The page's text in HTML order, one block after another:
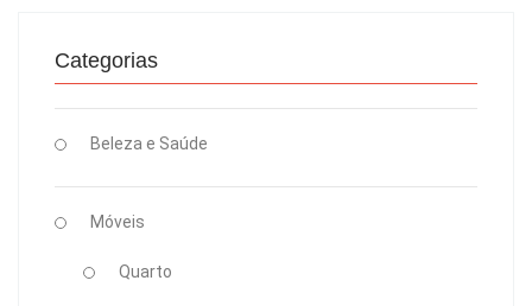
Categorias
Beleza e Saúde
Móveis
Quarto